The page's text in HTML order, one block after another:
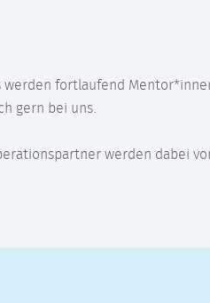
fortlaufend
gern bei uns.
werden dabei